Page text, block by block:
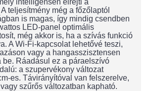
intelligensen elrejti a
teljesítmény még a főzőlaptól
is magas, így mindig csendben
LED-panel optimális
még akkor is, ha a szívás funkció
A Wi-Fi-kapcsolat lehetővé teszi,
vagy a hangasszisztensen
be. Ráadásul ez a páraelszívó
a szupervékony változat
es. Távirányítóval van felszerelve,
szűrős változatban kapható.